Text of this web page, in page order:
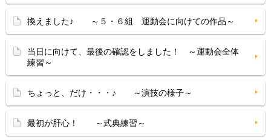
換えました♪ ～５・６組 運動会に向けての作品～
当日に向けて、最後の確認をしました！ ～運動会全体
練習～
ちょっと、だけ・・・♪ ～演技の様子～
最初が肝心！ ～式典練習～